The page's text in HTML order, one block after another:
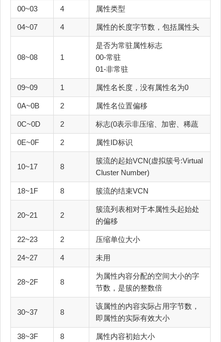
00~03 4 属性类型
04~07 4 属性的长度字节数，包括属性头
08~08 1
是否为常驻属性标志
00-常驻
01-非常驻
09~09 1 属性名长度，没有属性名为0
0A~0B 2 属性名位置偏移
0C~0D 2 标志(0表示非压缩、加密、稀蔬
0E~0F 2 属性ID标识
10~17 8
簇流的起始VCN(虚拟簇号:Virtual
Cluster Number)
18~1F 8 簇流的结束VCN
20~21 2
簇流列表相对于本属性头起始处
的偏移
22~23 2 压缩单位大小
24~27 4 未用
28~2F 8
为属性内容分配的空间大小的字
节数，是簇的整数倍
30~37 8
该属性的内容实际占用字节数，
即属性的实际有效大小
38~3F 8 属性内容初始大小